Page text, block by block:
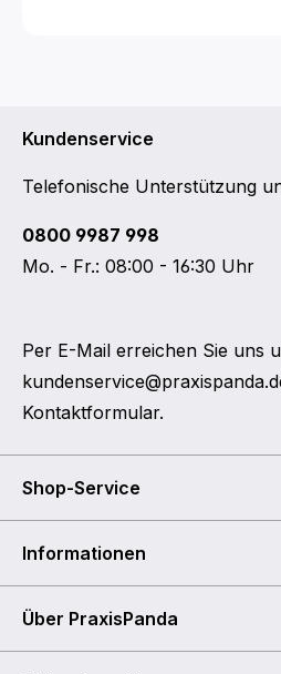
Kundenservice
Telefonische Unterstützung
0800 9987 998
Mo. - Fr.: 08:00 - 16:30 Uhr
Per E-Mail erreichen Sie uns
Kontaktformular.
Shop-Service
Informationen
Über PraxisPanda